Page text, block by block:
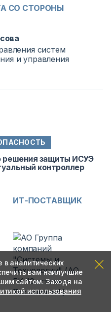
СО СТОРОНЫ
систем
и управления
решения защиты ИСУЭ
контроллер
ИТ-ПОСТАВЩИК
аналитических
вам наилучшие
сайтом. Заходя на
использования